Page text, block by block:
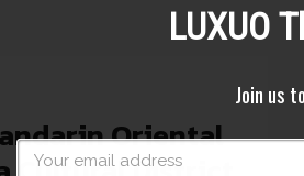
Oriental
LUXUO
Join us